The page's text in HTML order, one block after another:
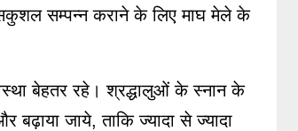
सकुशल सम्पन्न कराने के लिए माघ मेले के
बेहतर रहे। श्रद्धालुओं के स्नान के
बढ़ाया जाये, ताकि ज्यादा से ज्यादा